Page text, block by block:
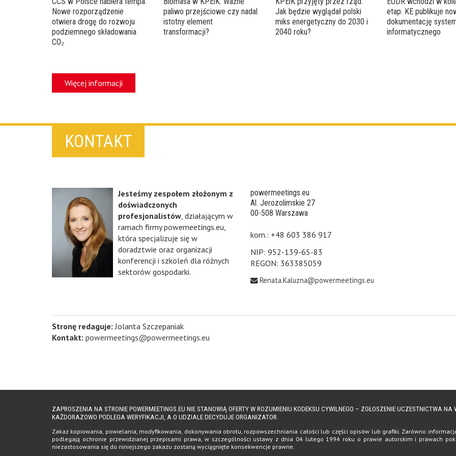
Nowe rozporządzenie
otwiera drogę do rozwoju
podziemnego składowania
CO₂
paliwo przejściowe czy nadal
istotny element
transformacji?
Jak będzie wyglądał polski
miks energetyczny do 2030 i
2040 roku?
etap. KE publikuje
dokumentację
informatycznego
Więcej informacji
KONTAKT
Jesteśmy zespołem złożonym z
doświadczonych
profesjonalistów, działającym w
ramach firmy powemeetings.eu,
która specjalizuje się w
doradztwie oraz organizacji
konferencji i szkoleń dla różnych
sektorów gospodarki.
powermeetings.eu
Al. Jerozolimskie 27
00-508 Warszawa
kom.: +48 603 386 917
NIP: 952-139-65-83
REGON: 363385059
Renata.Kaluzna@powermeetings.eu
Stronę redaguje: Jolanta Szczepaniak
Kontakt: powermeetings@powermeetings.eu
ZAPROSZENIA NA STRONIE POWERMEETINGS.EU NIE STANOWIĄ OFERTY W ROZUMIENIU KODEKSU CYWILNEGO – ZGŁOSZENIE UCZESTNICTWA
KAŻDORAZOWO PODLEGA WERYFIKACJI, A O UDZIALE DECYDUJE ORGANIZATOR.
Zakaz kopiowania, powielania, modyfikowania, dokonywania obrotu, rozpowszechniania całości lub części opisów lub grafiki. Zarówno
podlegają ochronie przewidzianej przepisami prawa, w szczególności ustawy z dnia 04 lutego 1994 roku o prawie autorskim i prawach
niezastosowania się do niniejszego zakazu zostaną wyciągnięte konsekwencje prawne.